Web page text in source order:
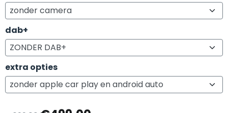
dab+
extra opties